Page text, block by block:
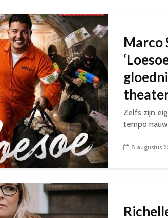
Marco
Zelfs zijn
tempo
8 augustus